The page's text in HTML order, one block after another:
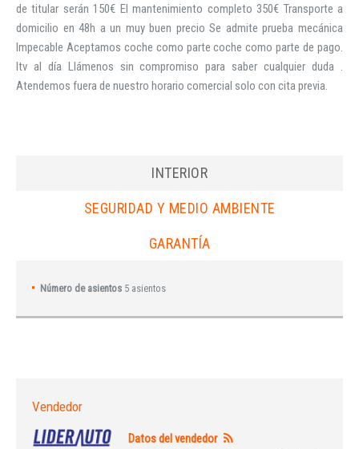
de titular serán 150€ El mantenimiento completo 350€ Transporte a
domicilio en 48h a un muy buen precio Se admite prueba mecánica
Impecable Aceptamos coche como parte coche como parte de pago.
Itv al día Llámenos sin compromiso para saber cualquier duda .
Atendemos fuera de nuestro horario comercial solo con cita previa.
INTERIOR
SEGURIDAD Y MEDIO AMBIENTE
GARANTÍA
Número de asientos 5 asientos
Vendedor
Datos del vendedor